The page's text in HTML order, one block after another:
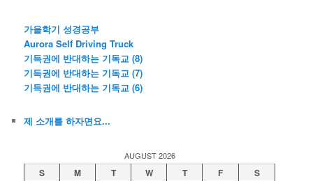
가을학기 성경공부
Aurora Self Driving Truck
기득권에 반대하는 기독교 (8)
기득권에 반대하는 기독교 (7)
기득권에 반대하는 기독교 (6)
제 소개를 하자면요...
AUGUST 2026
S M T W T F S